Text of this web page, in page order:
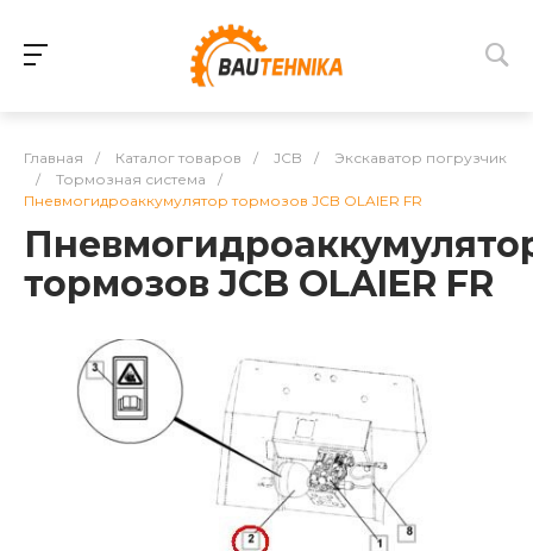
Главная / Каталог товаров / JCB /
Экскаватор погрузчик
/
Тормозная система
/
Пневмогидроаккумулятор тормозов JCB OLAIER FR
тормозов JCB OLAIER FR